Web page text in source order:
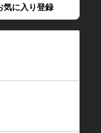
気に入り登録